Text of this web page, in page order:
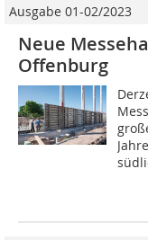
Ausgabe 01-02/2023
Neue
Offenburg